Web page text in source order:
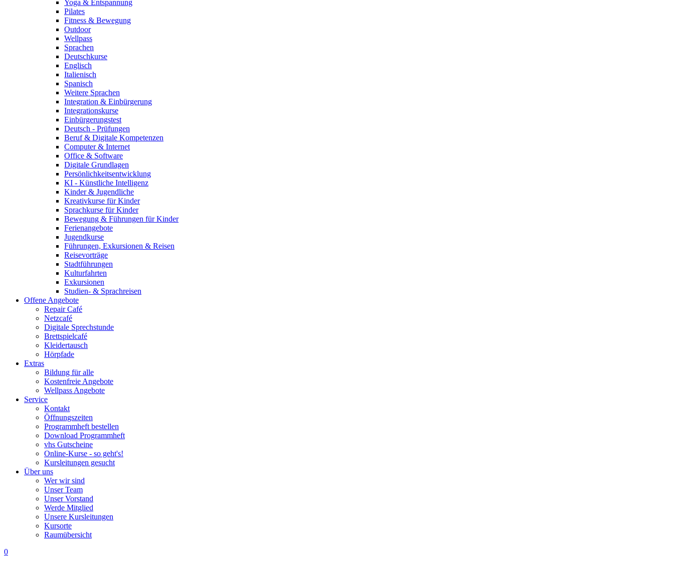
Yoga & Entspannung
Pilates
Fitness & Bewegung
Outdoor
Wellpass
Sprachen
Deutschkurse
Englisch
Italienisch
Spanisch
Weitere Sprachen
Integration & Einbürgerung
Integrationskurse
Einbürgerungstest
Deutsch - Prüfungen
Beruf & Digitale Kompetenzen
Computer & Internet
Office & Software
Digitale Grundlagen
Persönlichkeitsentwicklung
KI - Künstliche Intelligenz
Kinder & Jugendliche
Kreativkurse für Kinder
Sprachkurse für Kinder
Bewegung & Führungen für Kinder
Ferienangebote
Jugendkurse
Führungen, Exkursionen & Reisen
Reisevorträge
Stadtführungen
Kulturfahrten
Exkursionen
Studien- & Sprachreisen
Offene Angebote
Repair Café
Netzcafé
Digitale Sprechstunde
Brettspielcafé
Kleidertausch
Hörpfade
Extras
Bildung für alle
Kostenfreie Angebote
Wellpass Angebote
Service
Kontakt
Öffnungszeiten
Programmheft bestellen
Download Programmheft
vhs Gutscheine
Online-Kurse - so geht's!
Kursleitungen gesucht
Über uns
Wer wir sind
Unser Team
Unser Vorstand
Werde Mitglied
Unsere Kursleitungen
Kursorte
Raumübersicht
0